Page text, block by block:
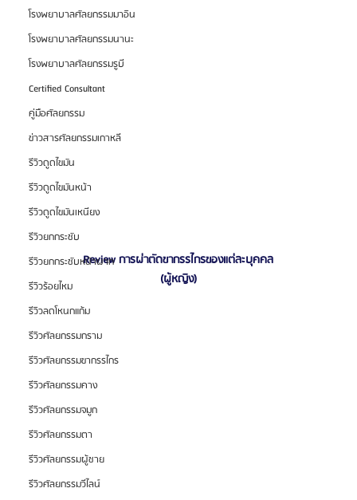
โรงพยาบาลศัลยกรรมมาอิน
โรงพยาบาลศัลยกรรมนานะ
โรงพยาบาลศัลยกรรมรูบี
Certified Consultant
คู่มือศัลยกรรม
ข่าวสารศัลยกรรมเกาหลี
รีวิวดูดไขมัน
รีวิวดูดไขมันหน้า
รีวิวดูดไขมันเหนียง
รีวิวยกกระชับ
รีวิวยกกระชับหน้าผาก
รีวิวร้อยไหม
รีวิวลดโหนกแก้ม
รีวิวศัลยกรรมกราม
รีวิวศัลยกรรมขากรรไกร
รีวิวศัลยกรรมคาง
รีวิวศัลยกรรมจมูก
รีวิวศัลยกรรมตา
รีวิวศัลยกรรมผู้ชาย
รีวิวศัลยกรรมวีไลน์
Review การผ่าตัดขากรรไกรของแต่ละบุคคล
(ผู้หญิง)